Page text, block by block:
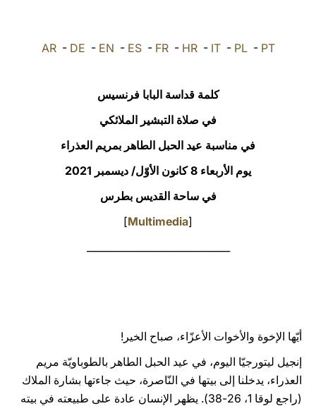
العربيّة AR- DE - EN - ES- FR- HR- IT- PL- PT
كلمة قداسة البابا فرنسيس
في صلاة التبشير الملائكي
في مناسبة عيد الحبل الطاهر بمريم العذراء
يوم الأربعاء 8 كانون الأوّل/ ديسمبر 2021
في ساحة القديس بطرس
[
Multimedia
]
أيّها الإخوة والأخوات الأعزّاء، صباح الخير!
إنجيل ليتورجيّا اليوم، في عيد الحبل الطاهر بالطوباويّة مريم
العذراء، يدخلنا إلى بيتها في النّاصرة، حيث جاءتها بشارة الملاك
(راجع لوقا 1، 26-38). يظهر الإنسان عادة على طبيعته في بيته